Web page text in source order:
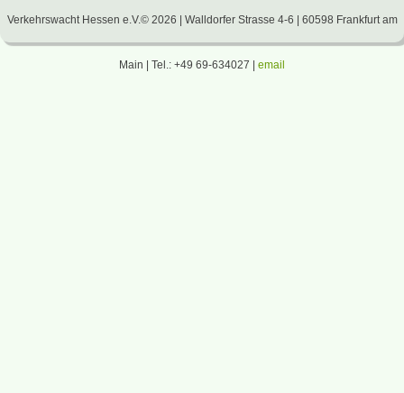
Verkehrswacht Hessen e.V.© 2026 | Walldorfer Strasse 4-6 | 60598 Frankfurt am
Main | Tel.: +49 69-634027 | email